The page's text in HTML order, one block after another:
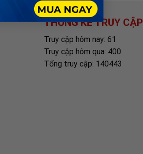
THỐNG KÊ TRUY CẬP
Truy cập hôm nay: 61
Truy cập hôm qua: 400
Tổng truy cập: 140443